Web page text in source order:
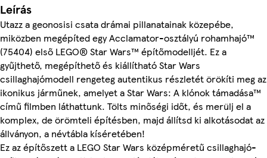
Leírás
Utazz a geonosisi csata drámai pillanatainak közepébe,
miközben megépíted egy Acclamator-osztályú rohamhajó™
(75404) első LEGO® Star Wars™ építőmodelljét. Ez a
gyűjthető, megépíthető és kiállítható Star Wars
csillaghajómodell rengeteg autentikus részletét örökíti meg az
ikonikus járműnek, amelyet a Star Wars: A klónok támadása™
című filmben láthattunk. Tölts minőségi időt, és merülj el a
komplex, de örömteli építésben, majd állítsd ki alkotásodat az
állványon, a névtábla kíséretében!
Ez az építőszett a LEGO Star Wars középméretű csillaghajó-